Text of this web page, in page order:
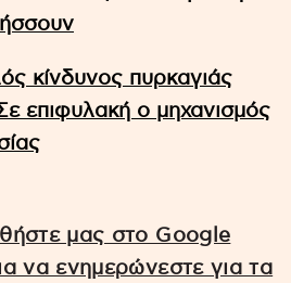
κίνδυνος πυρκαγιάς
επιφυλακή ο μηχανισμός
μας στο Google
να ενημερώνεστε για τα